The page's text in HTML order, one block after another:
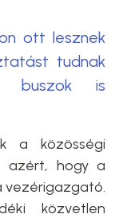
ott lesznek
tudnak
buszok is
a közösségi
azért, hogy a
vezérigazgató.
közvetlen